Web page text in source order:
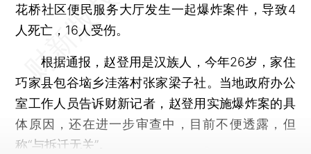
花桥社区便民服务大厅发生一起爆炸案件，导致4
人死亡，16人受伤。
根据通报，赵登用是汉族人，今年26岁，家住
巧家县包谷垴乡洼落村张家梁子社。当地政府办公
室工作人员告诉财新记者，赵登用实施爆炸案的具
体原因，还在进一步审查中，目前不便透露，但
称“与拆迁无关”。